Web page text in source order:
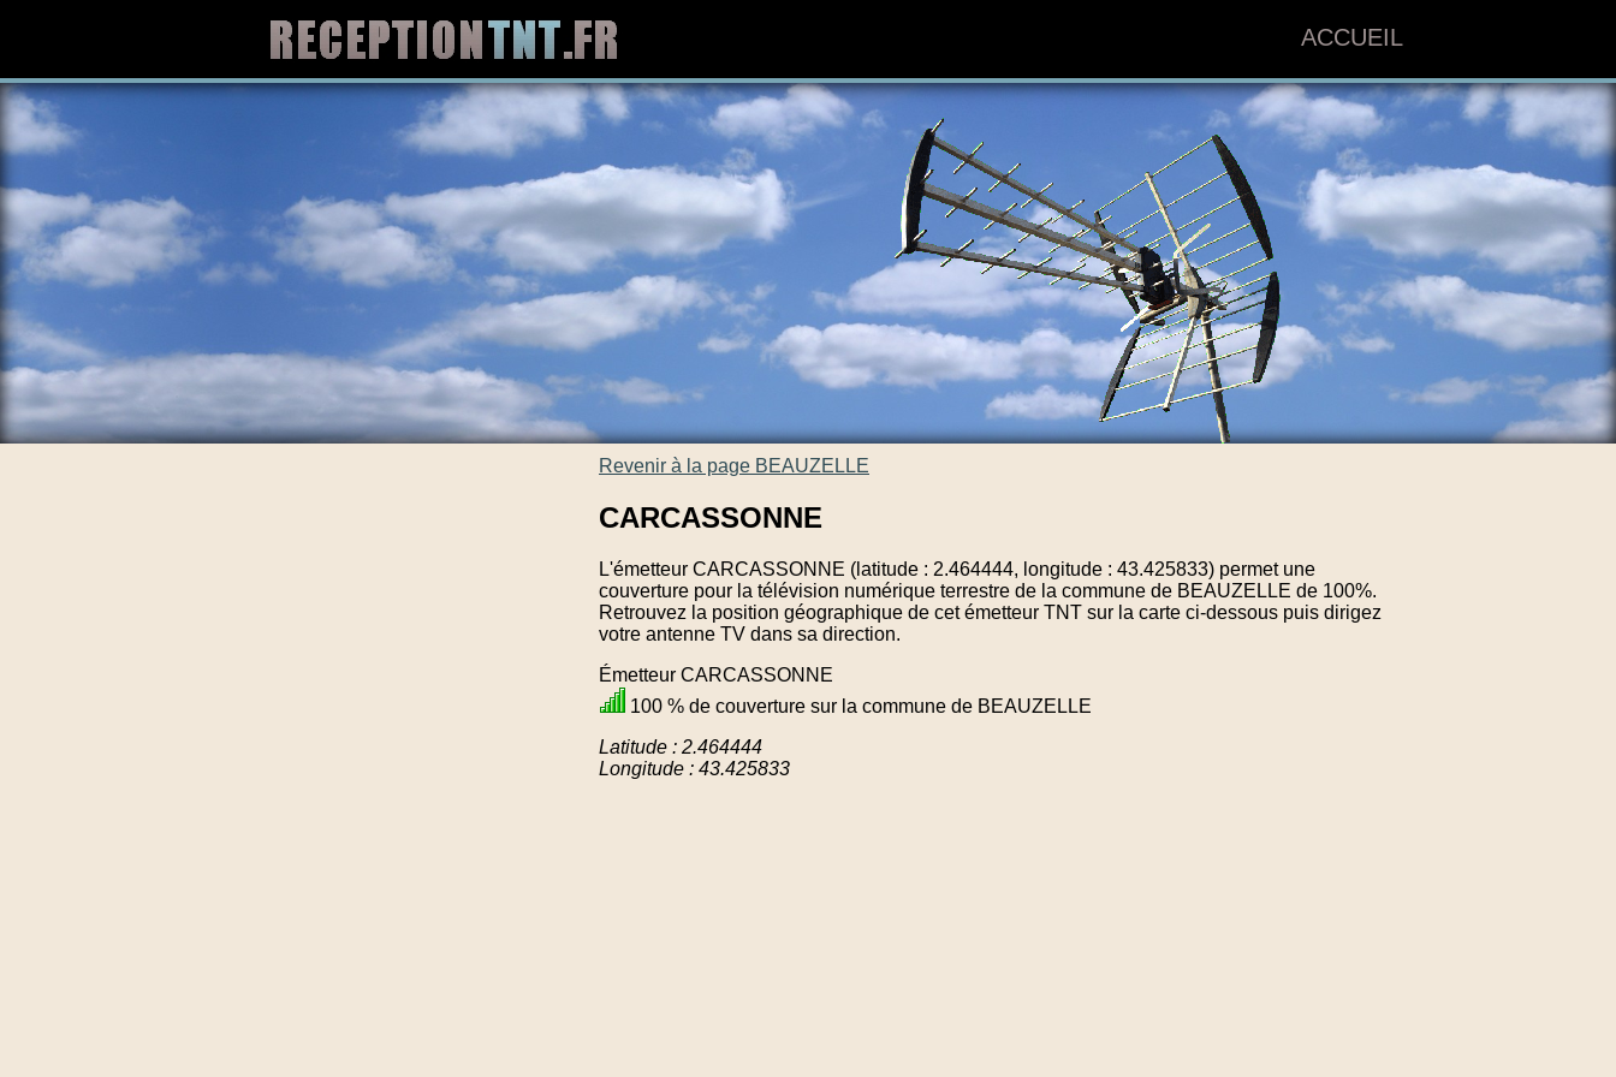
ACCUEIL
Revenir à la page BEAUZELLE
CARCASSONNE
L'émetteur CARCASSONNE (latitude : 2.464444, longitude : 43.425833) permet une
couverture pour la télévision numérique terrestre de la commune de BEAUZELLE de 100%.
Retrouvez la position géographique de cet émetteur TNT sur la carte ci-dessous puis dirigez
votre antenne TV dans sa direction.
Émetteur CARCASSONNE
100 % de couverture sur la commune de BEAUZELLE
Latitude : 2.464444
Longitude : 43.425833